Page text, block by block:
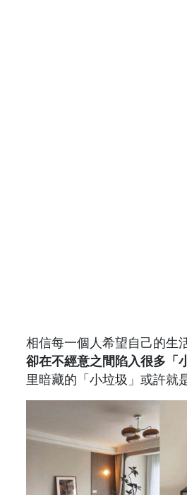
相信每一個人希望自己的生
卻在不經意之間陷入很多「
里暗藏的「小垃圾」或許就